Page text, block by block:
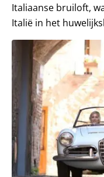
Italiaanse bruiloft,
Italië in het